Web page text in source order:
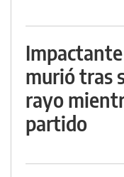
murió tras
rayo
partido